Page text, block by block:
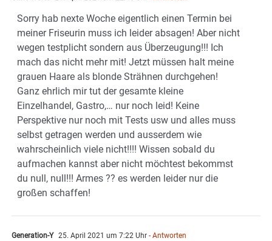
Sorry hab nexte Woche eigentlich einen Termin bei
meiner Friseurin muss ich leider absagen! Aber nicht
wegen testplicht sondern aus Überzeugung!!! Ich
mach das nicht mehr mit! Jetzt müssen halt meine
grauen Haare als blonde Strähnen durchgehen!
Ganz ehrlich mir tut der gesamte kleine
Einzelhandel, Gastro,… nur noch leid! Keine
Perspektive nur noch mit Tests usw und alles muss
selbst getragen werden und ausserdem wie
wahrscheinlich viele nicht!!!! Wissen sobald du
aufmachen kannst aber nicht möchtest bekommst
du null, null!!! Armes ?? es werden leider nur die
großen schaffen!
Generation-Y 25. April 2021 um 7:22 Uhr - Antworten